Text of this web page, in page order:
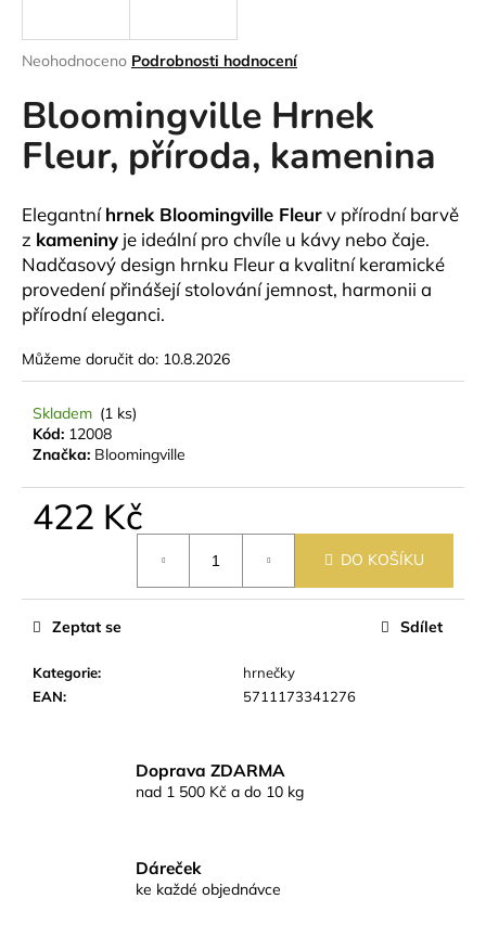
Průměrné
produktu
je
0,0
z
hvězdiček.
Neohodnoceno Podrobnosti hodnocení
Bloomingville Hrnek
Fleur, příroda, kamenina
Elegantníhrnek Bloomingville Fleurv přírodní barvě
z kameniny je ideální pro chvíle u kávy nebo čaje.
Nadčasový design hrnku Fleur a kvalitní keramické
provedení přinášejí stolování jemnost, harmonii a
přírodní eleganci.
Můžeme doručit do: 10.8.2026
Skladem (1 ks)
Kód: 12008
Značka: Bloomingville
422 Kč
DO KOŠÍKU
Kategorie:
hrnečky
EAN: 5711173341276
Zeptat se Sdílet
Doprava ZDARMA
nad 1 500 Kč a do 10 kg
Dáreček
ke každé objednávce
j
t
?
HLEDAT
D
o
o
u
č
u
e